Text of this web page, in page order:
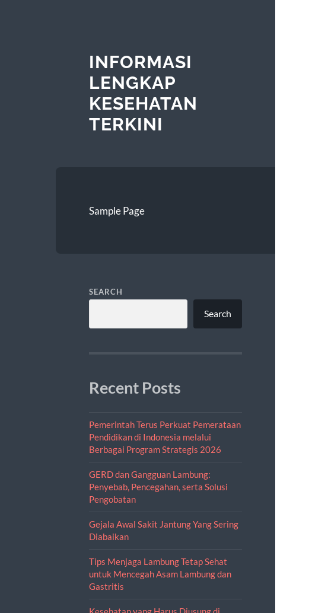
INFORMASI
LENGKAP
KESEHATAN
TERKINI
Sample Page
SEARCH
Search
Recent Posts
Pemerintah Terus Perkuat Pemerataan
Pendidikan di Indonesia melalui
Berbagai Program Strategis 2026
GERD dan Gangguan Lambung:
Penyebab, Pencegahan, serta Solusi
Pengobatan
Gejala Awal Sakit Jantung Yang Sering
Diabaikan
Tips Menjaga Lambung Tetap Sehat
untuk Mencegah Asam Lambung dan
Gastritis